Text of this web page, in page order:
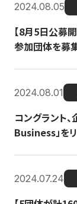
2024.08.05
【8月5日公募
参加団体を募
2024.08.01
コングラント
Business」を
2024.07.24